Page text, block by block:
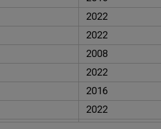
2022
2022
2008
2022
2016
2022